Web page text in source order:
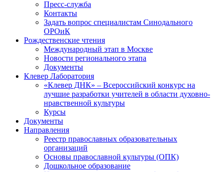
Пресс-служба
Контакты
Задать вопрос специалистам Синодального
ОРОиК
Рождественские чтения
Международный этап в Москве
Новости регионального этапа
Документы
Клевер Лаборатория
«Клевер ДНК» – Всероссийский конкурс на
лучшие разработки учителей в области духовно-
нравственной культуры
Курсы
Документы
Направления
Реестр православных образовательных
организаций
Основы православной культуры (ОПК)
Дошкольное образование